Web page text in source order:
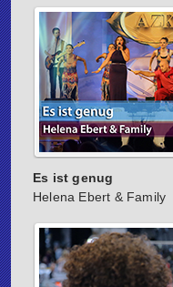
Es ist genug
Helena Ebert & Family